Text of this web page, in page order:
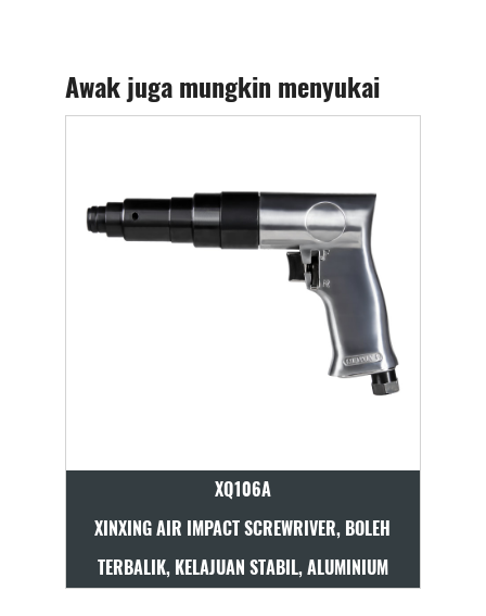
Awak juga mungkin menyukai
XQ106A
XINXING AIR IMPACT SCREWRIVER, BOLEH
TERBALIK, KELAJUAN STABIL, ALUMINIUM